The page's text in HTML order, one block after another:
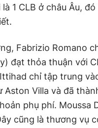
1 CLB ở châu Âu, đó
Fabrizio Romano
đạt thỏa thuận với
chỉ tập trung
Aston Villa và đã
phụ phí. Moussa
cũng là thương vụ